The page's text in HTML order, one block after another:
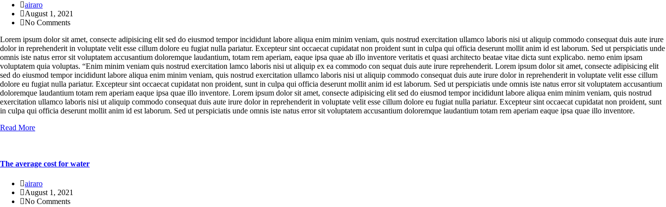
airaro
August 1, 2021
No Comments
Lorem ipsum dolor sit amet, consecte adipisicing elit sed do eiusmod tempor incididunt labore aliqua enim minim veniam, quis nostrud exercitation ullamco laboris nisi ut aliquip commodo consequat duis aute irure
dolor in reprehenderit in voluptate velit esse cillum dolore eu fugiat nulla pariatur. Excepteur sint occaecat cupidatat non proident sunt in culpa qui officia deserunt mollit anim id est laborum. Sed ut perspiciatis unde
omnis iste natus error sit voluptatem accusantium doloremque laudantium, totam rem aperiam, eaque ipsa quae ab illo inventore veritatis et quasi architecto beatae vitae dicta sunt explicabo. nemo enim ipsam
voluptatem quia voluptas. “Enim minim veniam quis nostrud exercitation lamco laboris nisi ut aliquip ex ea commodo con sequat duis aute irure reprehenderit. Lorem ipsum dolor sit amet, consecte adipisicing elit
sed do eiusmod tempor incididunt labore aliqua enim minim veniam, quis nostrud exercitation ullamco laboris nisi ut aliquip commodo consequat duis aute irure dolor in reprehenderit in voluptate velit esse cillum
dolore eu fugiat nulla pariatur. Excepteur sint occaecat cupidatat non proident, sunt in culpa qui officia deserunt mollit anim id est laborum. Sed ut perspiciatis unde omnis iste natus error sit voluptatem accusantium
doloremque laudantium totam rem aperiam eaque ipsa quae illo inventore. Lorem ipsum dolor sit amet, consecte adipisicing elit sed do eiusmod tempor incididunt labore aliqua enim minim veniam, quis nostrud
exercitation ullamco laboris nisi ut aliquip commodo consequat duis aute irure dolor in reprehenderit in voluptate velit esse cillum dolore eu fugiat nulla pariatur. Excepteur sint occaecat cupidatat non proident, sunt
in culpa qui officia deserunt mollit anim id est laborum. Sed ut perspiciatis unde omnis iste natus error sit voluptatem accusantium doloremque laudantium totam rem aperiam eaque ipsa quae illo inventore.
Read More
The average cost for water
airaro
August 1, 2021
No Comments